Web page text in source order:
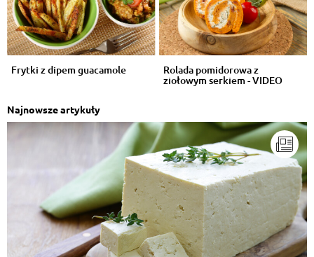
Frytki z dipem guacamole Rolada pomidorowa z
ziołowym serkiem - VIDEO
Najnowsze artykuły